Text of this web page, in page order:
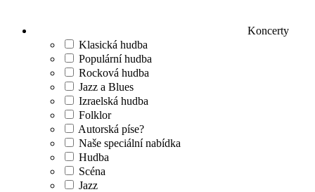
Koncerty
Klasická hudba
Populární hudba
Rocková hudba
Jazz a Blues
Izraelská hudba
Folklor
Autorská píse?
Naše speciální nabídka
Hudba
Scéna
Jazz